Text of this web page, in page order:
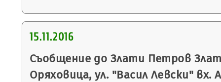
15.11.2016
Съобщение до Злати Петров
Оряховица, ул. "Васил Левски" вх.